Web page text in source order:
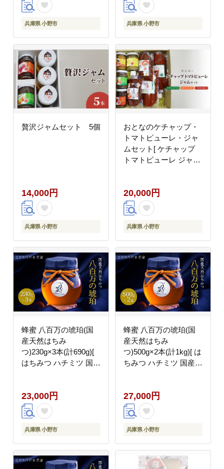
兵庫県 小野市 兵庫県 小野市
贅沢ジャムセット 5個
14,000円
兵庫県 小野市
おとなのケチャップ・
トマトピューレ・ジャ
ムセット[ ケチャップ
トマトピューレ ジャム
20,000円
兵庫県 小野市
蜂蜜 八百万の琥珀(国
産天然はちみ
つ)230g×3本(計690g)[
はちみつ ハチミツ 国産
23,000円
兵庫県 小野市
蜂蜜 八百万の琥珀(国
産天然はちみ
つ)500g×2本(計1kg)[ は
ちみつ ハチミツ 国産
27,000円
兵庫県 小野市